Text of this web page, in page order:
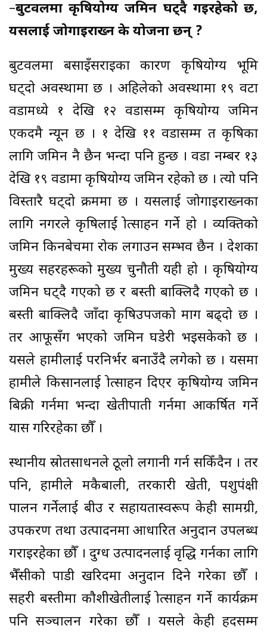
–बुटवलमा कृषियोग्य जमिन घट्दै गइरहेको छ,
यसलाई जोगाइराख्न के योजना छन् ?
बुटवलमा बसाइँसराइका कारण कृषियोग्य भूमि
घट्दो अवस्थामा छ । अहिलेको अवस्थामा १९ वटा
वडामध्ये १ देखि १२ वडासम्म कृषियोग्य जमिन
एकदमै न्यून छ । १ देखि ११ वडासम्म त कृषिका
लागि जमिन नै छैन भन्दा पनि हुन्छ । वडा नम्बर १३
देखि १९ वडामा कृषियोग्य जमिन रहेको छ । त्यो पनि
विस्तारै घट्दो क्रममा छ । यसलाई जोगाइराख्नका
लागि नगरले कृषिलाई प्रोत्साहन गर्ने हो । व्यक्तिको
जमिन किनबेचमा रोक लगाउन सम्भव छैन । देशका
मुख्य सहरहरूको मुख्य चुनौती यही हो । कृषियोग्य
जमिन घट्दै गएको छ र बस्ती बाक्लिदै गएको छ ।
बस्ती बाक्लिदै जाँदा कृषिउपजको माग बढ्दो छ ।
तर आफूसँग भएको जमिन घडेरी भइसकेको छ ।
यसले हामीलाई परनिर्भर बनाउँदै लगेको छ । यसमा
हामीले किसानलाई प्रोत्साहन दिएर कृषियोग्य जमिन
बिक्री गर्नमा भन्दा खेतीपाती गर्नमा आकर्षित गर्ने
प्रयास गरिरहेका छौँ ।
स्थानीय स्रोतसाधनले ठूलो लगानी गर्न सकिँदैन । तर
पनि, हामीले मकैबाली, तरकारी खेती, पशुपंक्षी
पालन गर्नेलाई बीउ र सहायतास्वरूप केही सामग्री,
उपकरण तथा उत्पादनमा आधारित अनुदान उपलब्ध
गराइरहेका छौँ । दुग्ध उत्पादनलाई वृद्धि गर्नका लागि
भैँसीको पाडी खरिदमा अनुदान दिने गरेका छौँ ।
सहरी बस्तीमा कौशीखेतीलाई प्रोत्साहन गर्ने कार्यक्रम
पनि सञ्चालन गरेका छौँ । यसले केही हदसम्म